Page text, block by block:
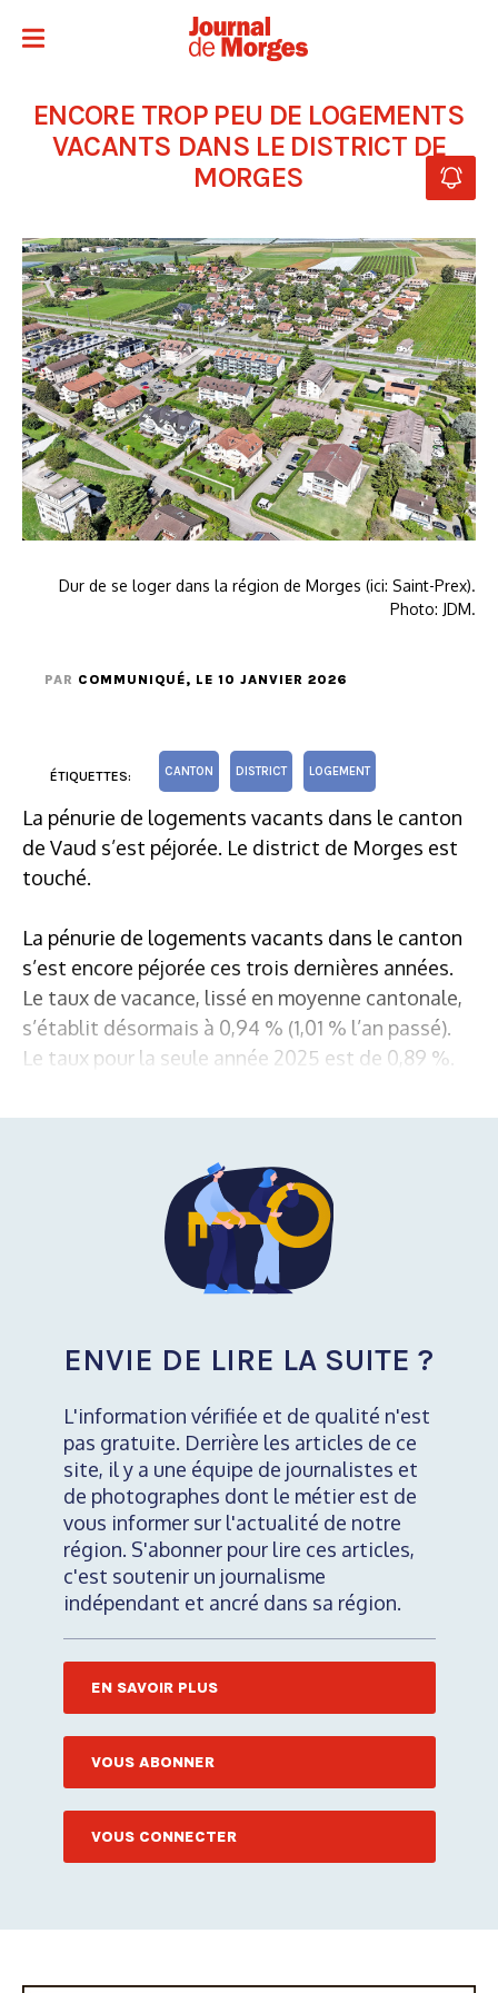
ENCORE TROP PEU DE LOGEMENTS
VACANTS DANS LE DISTRICT DE
MORGES
Dur de se loger dans la région de Morges (ici: Saint-Prex).
Photo: JDM.
PAR COMMUNIQUÉ, LE 10 JANVIER 2026
ÉTIQUETTES: CANTON DISTRICT LOGEMENT
La pénurie de logements vacants dans le canton
de Vaud s’est péjorée. Le district de Morges est
touché.
La pénurie de logements vacants dans le canton
s’est encore péjorée ces trois dernières années.
Le taux de vacance, lissé en moyenne cantonale,
s’établit désormais à 0,94 % (1,01 % l’an passé).
Le taux pour la seule année 2025 est de 0,89 %.
ENVIE DE LIRE LA SUITE ?
L'information vérifiée et de qualité n'est
pas gratuite. Derrière les articles de ce
site, il y a une équipe de journalistes et
de photographes dont le métier est de
vous informer sur l'actualité de notre
région. S'abonner pour lire ces articles,
c'est soutenir un journalisme
indépendant et ancré dans sa région.
EN SAVOIR PLUS
VOUS ABONNER
VOUS CONNECTER